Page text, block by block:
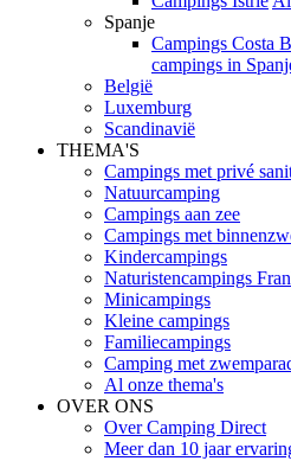
Spanje
Campings Costa
campings in
België
Luxemburg
Scandinavië
THEMA'S
Campings met privé
Natuurcamping
Campings aan zee
Campings met
Kindercampings
Naturistencampings
Minicampings
Kleine campings
Familiecampings
Camping met
Al onze thema's
OVER ONS
Over Camping Direct
Meer dan 10 jaar